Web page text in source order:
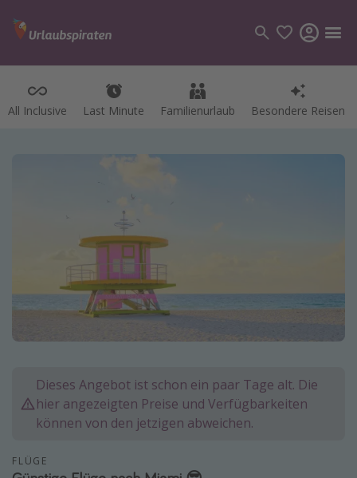
All Inclusive Last Minute Familienurlaub Besondere Reisen
Kategorien
Alle Reiseziele
Normandie Urlaub
Goa Urlaub
St. Lucia Urlaub
Kefalonia Urlaub
Dieses Angebot ist schon ein paar Tage alt. Die
hier angezeigten Preise und Verfügbarkeiten
können von den jetzigen abweichen.
FLÜGE